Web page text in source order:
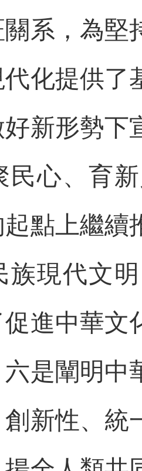
系，為堅
化提供了
新形勢下
民心、育
點上繼續
族現代文
進中華文
是闡明中
新性、統